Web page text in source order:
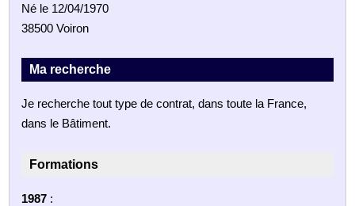
Né le 12/04/1970
38500 Voiron
Ma recherche
Je recherche tout type de contrat, dans toute la France,
dans le Bâtiment.
Formations
1987 :